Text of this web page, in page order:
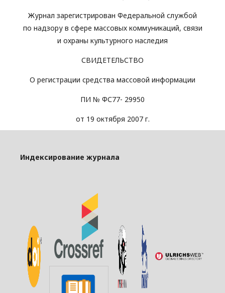
Журнал зарегистрирован Федеральной службой
по надзору в сфере массовых коммуникаций, связи
и охраны культурного наследия
СВИДЕТЕЛЬСТВО
О регистрации средства массовой информации
ПИ № ФС77- 29950
от 19 октября 2007 г.
Индексирование журнала